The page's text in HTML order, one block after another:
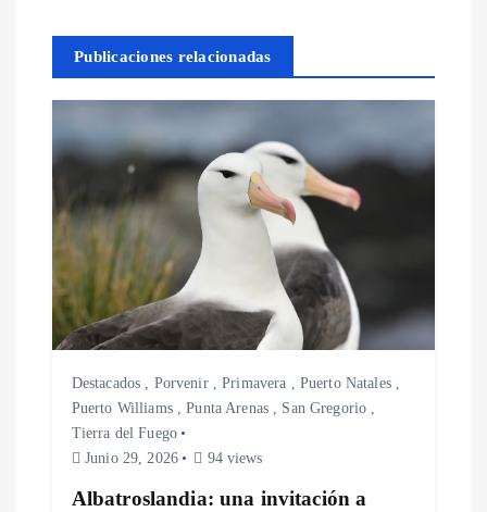
a
c
ó
n
d
e
Publicaciones relacionadas
Destacados , Porvenir,Primavera , Puerto Natales,
Puerto Williams,Punta Arenas , San Gregorio ,
Tierra del Fuego
Junio 29, 2026
94 views
Albatroslandia: una invitación a